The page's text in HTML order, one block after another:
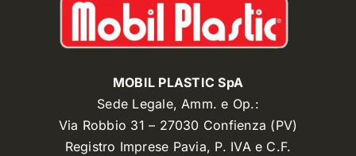
MOBIL PLASTIC SpA
Sede Legale, Amm. e Op.:
Via Robbio 31 – 27030 Confienza (PV)
Registro Imprese Pavia, P. IVA e C.F.